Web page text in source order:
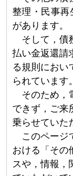
整理・民事再
があります。
そして，債
払い金返還請
る規則におい
られています。
そのため，
できず，ご来
乗らせていた
このページ
おける「その
スや，情報，